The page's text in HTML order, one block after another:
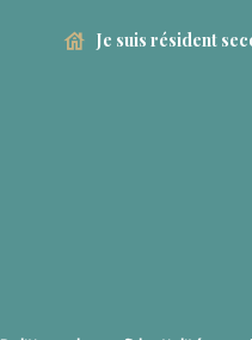
Je suis résident